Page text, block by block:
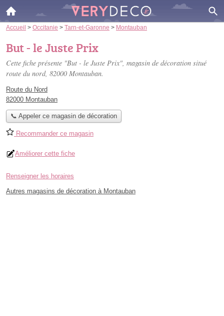
Accueil > Occitanie > Tarn-et-Garonne > Montauban
But - le Juste Prix
Cette fiche présente "But - le Juste Prix", magasin de décoration situé
route du nord, 82000 Montauban.
Route du Nord
82000 Montauban
📞 Appeler ce magasin de décoration
Recommander ce magasin
Améliorer cette fiche
Renseigner les horaires
Autres magasins de décoration à Montauban